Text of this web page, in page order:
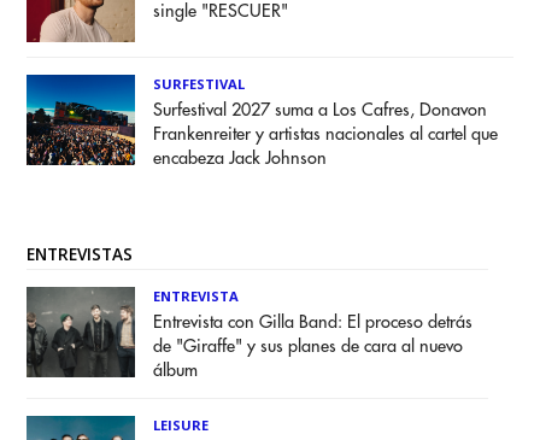
single "RESCUER"
SURFESTIVAL
Surfestival 2027 suma a Los Cafres, Donavon
Frankenreiter y artistas nacionales al cartel que
encabeza Jack Johnson
ENTREVISTAS
ENTREVISTA
Entrevista con Gilla Band: El proceso detrás
de "Giraffe" y sus planes de cara al nuevo
álbum
LEISURE